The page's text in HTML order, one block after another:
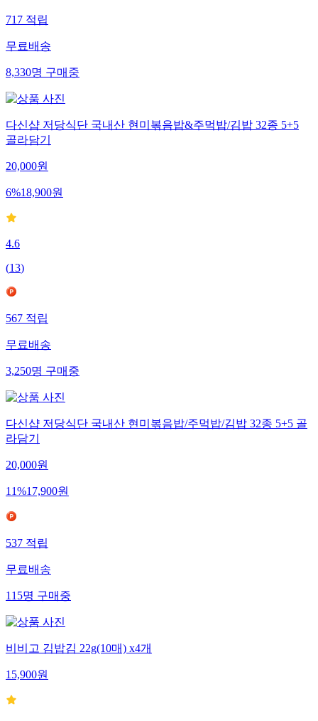
717적립
무료배송
8,330명구매중
다신샵 저당식단 국내산 현미볶음밥&주먹밥/김밥 32종 5+5
골라담기
20,000원
6%18,900원
4.6
(13)
567적립
무료배송
3,250명구매중
다신샵 저당식단 국내산 현미볶음밥/주먹밥/김밥 32종 5+5 골
라담기
20,000원
11%17,900원
537적립
무료배송
115명구매중
비비고 김밥김 22g(10매) x4개
15,900원